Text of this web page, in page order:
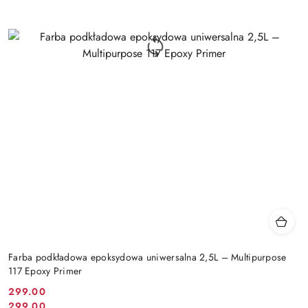
Farba podkładowa epoksydowa uniwersalna 2,5L – Multipurpose
117 Epoxy Primer
Cena
299.00